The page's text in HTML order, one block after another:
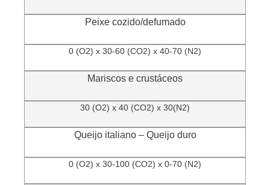
Peixe cozido/defumado
0 (O2) x 30-60 (CO2) x 40-70 (N2)
Mariscos e crustáceos
30 (O2) x 40 (CO2) x 30(N2)
Queijo italiano – Queijo duro
0 (O2) x 30-100 (CO2) x 0-70 (N2)